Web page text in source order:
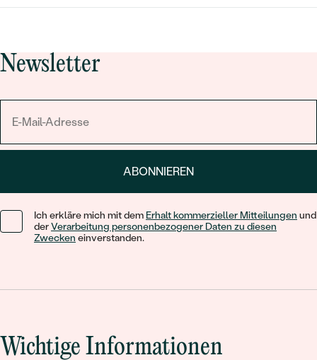
Newsletter
ABONNIEREN
Ich erkläre mich mit dem Erhalt kommerzieller Mitteilungen und
derVerarbeitung personenbezogener Daten zu diesen
Zwecken einverstanden.
Wichtige Informationen